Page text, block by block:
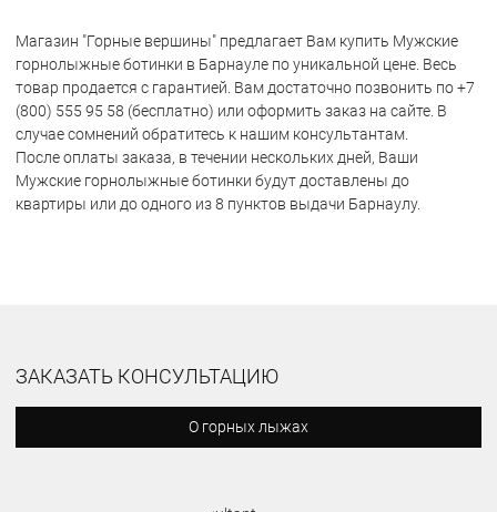
Магазин "Горные вершины" предлагает Вам купить Мужские
горнолыжные ботинки в Барнауле по уникальной цене. Весь
товар продается с гарантией. Вам достаточно позвонить по +7
(800) 555 95 58 (бесплатно) или оформить заказ на сайте. В
случае сомнений обратитесь к нашим консультантам.
После оплаты заказа, в течении нескольких дней, Ваши
Мужские горнолыжные ботинки будут доставлены до
квартиры или до одного из 8 пунктов выдачи Барнаулу.
ЗАКАЗАТЬ КОНСУЛЬТАЦИЮ
О горных лыжах